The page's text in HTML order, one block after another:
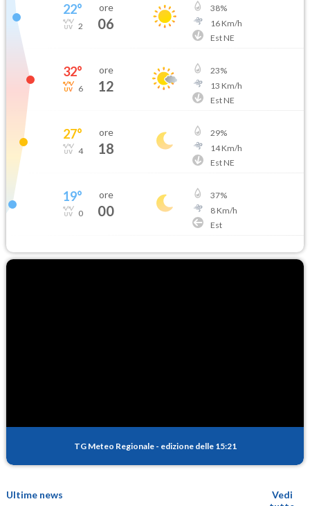
22°
2
ore
06
38%
16Km/h
Est NE
32°
6
ore
12
23%
13 Km/h
Est NE
27°
4
ore
18
29%
14Km/h
Est NE
19°
0
ore
00
37%
8Km/h
Est
TG Meteo Regionale - edizione delle 15:21
Ultime news
Vedi